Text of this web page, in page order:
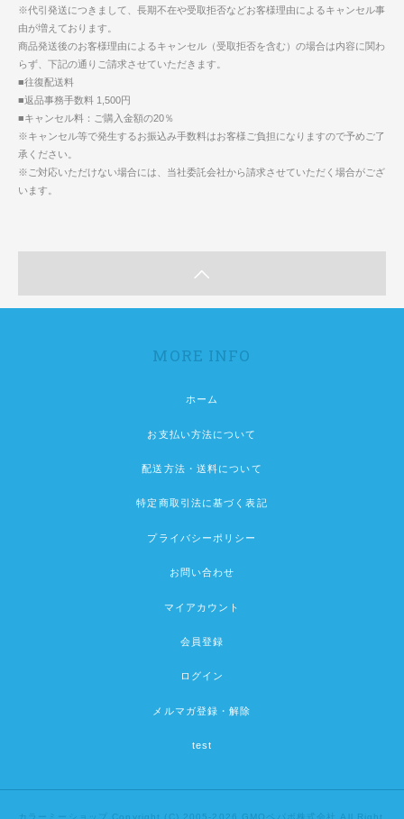
※代引発送につきまして、長期不在や受取拒否などお客様理由によるキャンセル事
由が増えております。
商品発送後のお客様理由によるキャンセル（受取拒否を含む）の場合は内容に関わ
らず、下記の通りご請求させていただきます。
■往復配送料
■返品事務手数料 1,500円
■キャンセル料：ご購入金額の20％
※キャンセル等で発生するお振込み手数料はお客様ご負担になりますので予めご了
承ください。
※ご対応いただけない場合には、当社委託会社から請求させていただく場合がござ
います。
MORE INFO
ホーム
お支払い方法について
配送方法・送料について
特定商取引法に基づく表記
プライバシーポリシー
お問い合わせ
マイアカウント
会員登録
ログイン
メルマガ登録・解除
test
カラーミーショップ Copyright (C) 2005-2026 GMOペパボ株式会社 All Right